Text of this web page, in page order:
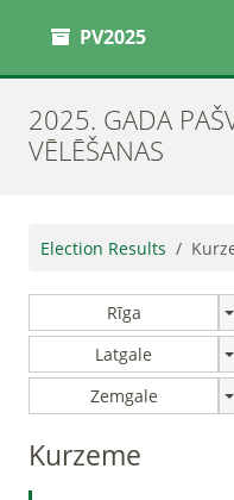
PV2025
2025. GADA
VĒLĒŠANAS
Election Results
Rīga
Latgale
Zemgale
Kurzeme